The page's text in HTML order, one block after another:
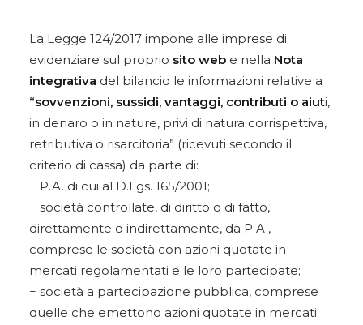
La Legge 124/2017 impone alle imprese di
evidenziare sul proprio sito web e nella Nota
integrativa del bilancio le informazioni relative a
“sovvenzioni, sussidi, vantaggi, contributi o aiuti,
in denaro o in nature, privi di natura corrispettiva,
retributiva o risarcitoria” (ricevuti secondo il
criterio di cassa) da parte di:
− P.A. di cui al D.Lgs. 165/2001;
− società controllate, di diritto o di fatto,
direttamente o indirettamente, da P.A.,
comprese le società con azioni quotate in
mercati regolamentati e le loro partecipate;
− società a partecipazione pubblica, comprese
quelle che emettono azioni quotate in mercati